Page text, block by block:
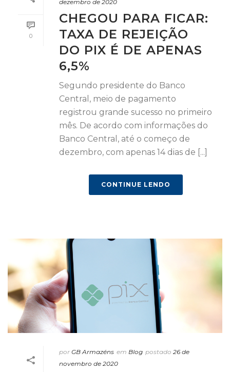
0
dezembro de 2020
CHEGOU PARA FICAR:
TAXA DE REJEIÇÃO
DO PIX É DE APENAS
6,5%
Segundo presidente do Banco
Central, meio de pagamento
registrou grande sucesso no primeiro
mês. De acordo com informações do
Banco Central, até o começo de
dezembro, com apenas 14 dias de [...]
CONTINUE LENDO
por GB Armazéns em Blog postado 26 de
novembro de 2020